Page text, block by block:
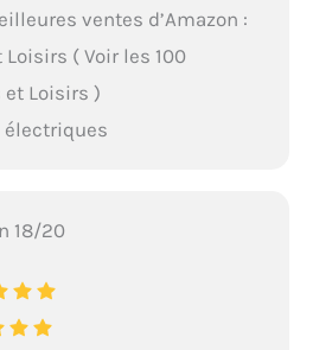
ventes d’Amazon :
( Voir les 100
Loisirs )
électriques
18/20